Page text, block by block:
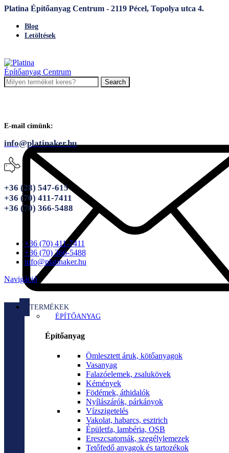
Platina Építőanyag Centrum - 2119 Pécel, Topolya utca 4.
Blog
Letöltések
Search
E-mail címünk:
info@platinaker.hu
+36 (28) 547-615
+36 (70) 411-7411
+36 (70) 366-5488
+36 (70) 411-7411
+36 (70) 366-5488
info@platinaker.hu
Navigáció
TERMÉKEK
ÉPÍTŐANYAG
Építőanyag
Ömlesztett áruk, kötőanyagok
Vasanyag
Falazóelemek, zsalukövek
Kémények
Födémek, áthidalók
Nyílászárók, párkányok
Vízszigetelés
Vakolat, habarcs, esztrich
Épületfa, lambéria, OSB
Ereszcsatornák, szegélylemezek
Tetőfedő anyagok és tartozékok